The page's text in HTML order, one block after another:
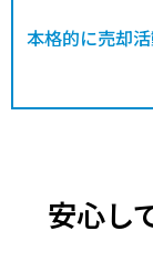
本格的に売却
安心し